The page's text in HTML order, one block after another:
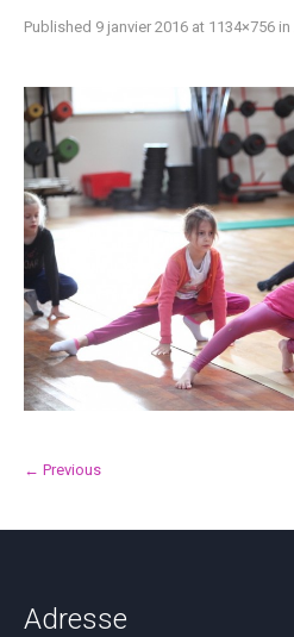
Published 9 janvier 2016 at 1134×756 in
← Previous
Adresse